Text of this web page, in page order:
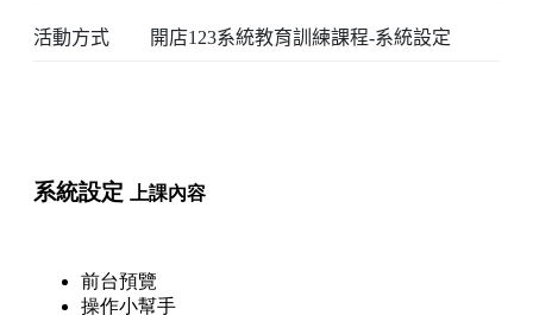
活動方式 開店123系統教育訓練課程-系統設定